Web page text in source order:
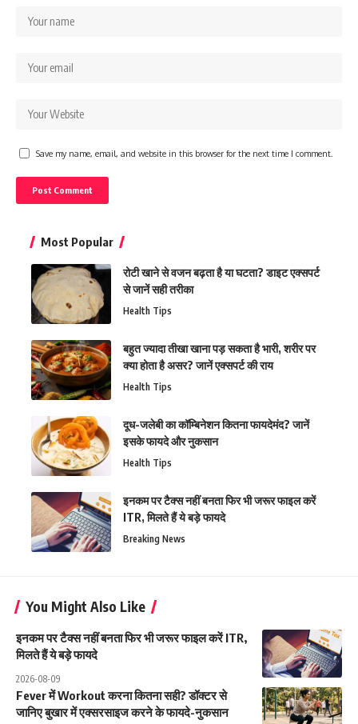
Save my name, email, and website in this browser for the next time I comment.
Most Popular
रोटी खाने से वजन बढ़ता है या घटता? डाइट एक्सपर्ट
से जानें सही तरीका
Health Tips
बहुत ज्यादा तीखा खाना पड़ सकता है भारी, शरीर पर
क्या होता है असर? जानें एक्सपर्ट की राय
Health Tips
दूध-जलेबी का कॉम्बिनेशन कितना फायदेमंद? जानें
इसके फायदे और नुकसान
Health Tips
इनकम पर टैक्स नहीं बनता फिर भी जरूर फाइल करें
ITR, मिलते हैं ये बड़े फायदे
Breaking News
You Might Also Like
इनकम पर टैक्स नहीं बनता फिर भी जरूर फाइल करें ITR,
मिलते हैं ये बड़े फायदे
2026-08-09
Fever में Workout करना कितना सही? डॉक्टर से
जानिए बुखार में एक्सरसाइज करने के फायदे-नुकसान